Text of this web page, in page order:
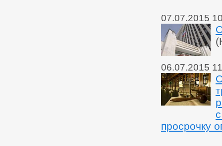
07.07.2015
06.07.2015
просрочку